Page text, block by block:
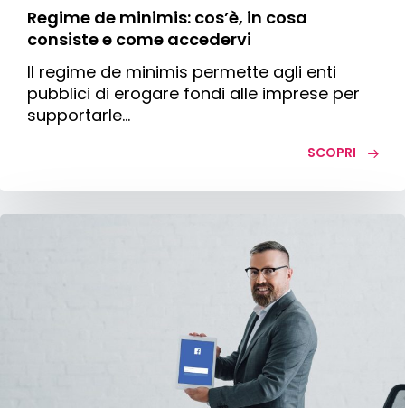
Regime de minimis: cos’è, in cosa
consiste e come accedervi
Il regime de minimis permette agli enti
pubblici di erogare fondi alle imprese per
supportarle…
SCOPRI
Facebook